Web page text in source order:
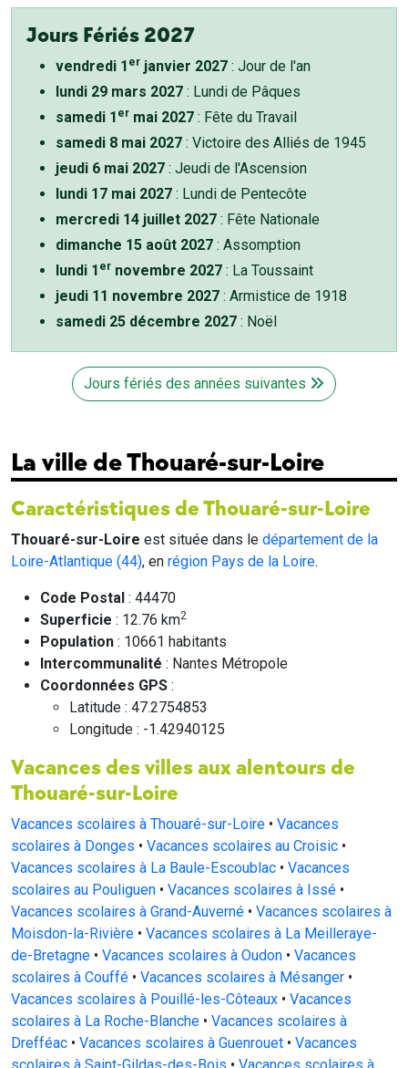
Jours Fériés 2027
vendredi 1 er janvier 2027 : Jour de l'an
lundi 29 mars 2027 : Lundi de Pâques
samedi 1 er mai 2027 : Fête du Travail
samedi 8 mai 2027 : Victoire des Alliés de 1945
jeudi 6 mai 2027 : Jeudi de l'Ascension
lundi 17 mai 2027 : Lundi de Pentecôte
mercredi 14 juillet 2027 : Fête Nationale
dimanche 15 août 2027 : Assomption
lundi 1 er novembre 2027 : La Toussaint
jeudi 11 novembre 2027 : Armistice de 1918
samedi 25 décembre 2027 : Noël
Jours fériés des années suivantes
La ville de Thouaré-sur-Loire
Caractéristiques de Thouaré-sur-Loire
Thouaré-sur-Loire est située dans le département de la
Loire-Atlantique (44), en région Pays de la Loire.
Code Postal : 44470
Superficie : 12.76 km2
Population : 10661 habitants
Intercommunalité : Nantes Métropole
Coordonnées GPS :
Latitude : 47.2754853
Longitude : -1.42940125
Vacances des villes aux alentours de
Thouaré-sur-Loire
Vacances scolaires à Thouaré-sur-Loire • Vacances
scolaires à Donges • Vacances scolaires au Croisic •
Vacances scolaires à La Baule-Escoublac • Vacances
scolaires au Pouliguen • Vacances scolaires à Issé •
Vacances scolaires à Grand-Auverné • Vacances scolaires à
Moisdon-la-Rivière • Vacances scolaires à La Meilleraye-
de-Bretagne • Vacances scolaires à Oudon • Vacances
scolaires à Couffé • Vacances scolaires à Mésanger •
Vacances scolaires à Pouillé-les-Côteaux • Vacances
scolaires à La Roche-Blanche • Vacances scolaires à
Drefféac • Vacances scolaires à Guenrouet • Vacances